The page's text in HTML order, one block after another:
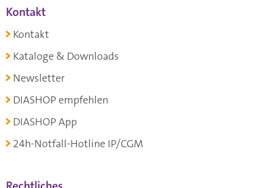
Kontakt
Kontakt
Kataloge & Downloads
Newsletter
DIASHOP empfehlen
DIASHOP App
24h-Notfall-Hotline IP/CGM